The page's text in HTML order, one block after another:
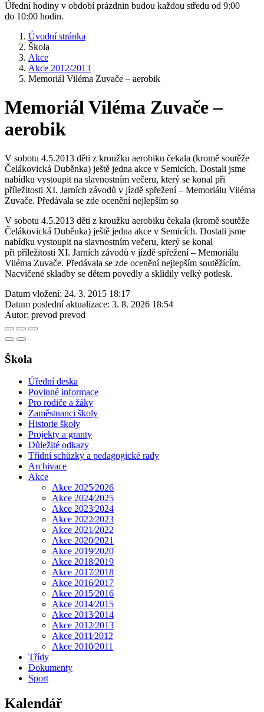
Úřední hodiny v období prázdnin budou každou středu od 9:00
do 10:00 hodin.
Úvodní stránka
Škola
Akce
Akce 2012/2013
Memoriál Viléma Zuvače – aerobik
Memoriál Viléma Zuvače –
aerobik
V sobotu 4.5.2013 děti z kroužku aerobiku čekala (kromě soutěže
Čelákovická Duběnka) ještě jedna akce v Semicích. Dostali jsme
nabídku vystoupit na slavnostním večeru, který se konal při
příležitosti XI. Jarních závodů v jízdě spřežení – Memoriálu Viléma
Zuvače. Předávala se zde ocenění nejlepším so
V sobotu 4.5.2013 děti z kroužku aerobiku čekala (kromě soutěže
Čelákovická Duběnka) ještě jedna akce v Semicích. Dostali jsme
nabídku vystoupit na slavnostním večeru, který se konal
při příležitosti XI. Jarních závodů v jízdě spřežení – Memoriálu
Viléma Zuvače. Předávala se zde ocenění nejlepším soutěžícím.
Nacvičené skladby se dětem povedly a sklidily velký potlesk.
Datum vložení: 24. 3. 2015 18:17
Datum poslední aktualizace: 3. 8. 2026 18:54
Autor: prevod prevod
Škola
Úřední deska
Povinné informace
Pro rodiče a žáky
Zaměstnanci školy
Historie školy
Projekty a granty
Důležité odkazy
Třídní schůzky a pedagogické rady
Archivace
Akce
Akce 2025⁄2026
Akce 2024⁄2025
Akce 2023⁄2024
Akce 2022⁄2023
Akce 2021⁄2022
Akce 2020⁄2021
Akce 2019⁄2020
Akce 2018⁄2019
Akce 2017⁄2018
Akce 2016⁄2017
Akce 2015⁄2016
Akce 2014⁄2015
Akce 2013⁄2014
Akce 2012⁄2013
Akce 2011⁄2012
Akce 2010⁄2011
Třídy
Dokumenty
Sport
Kalendář